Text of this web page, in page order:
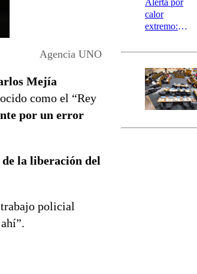
Agencia UNO
Mejía
como el “Rey
por un error
de la liberación del
policial
Alerta por
calor
extremo:
activa Alerta
Preventiva en
tres comunas